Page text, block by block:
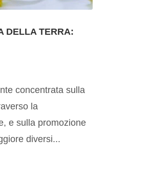
DELLA TERRA:
concentrata sulla
la
e sulla promozione
diversi...